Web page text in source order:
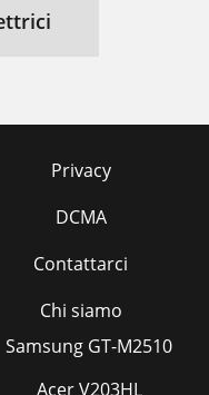
Privacy
DCMA
Contattarci
Chi siamo
Samsung GT-M2510
Acer V203HL